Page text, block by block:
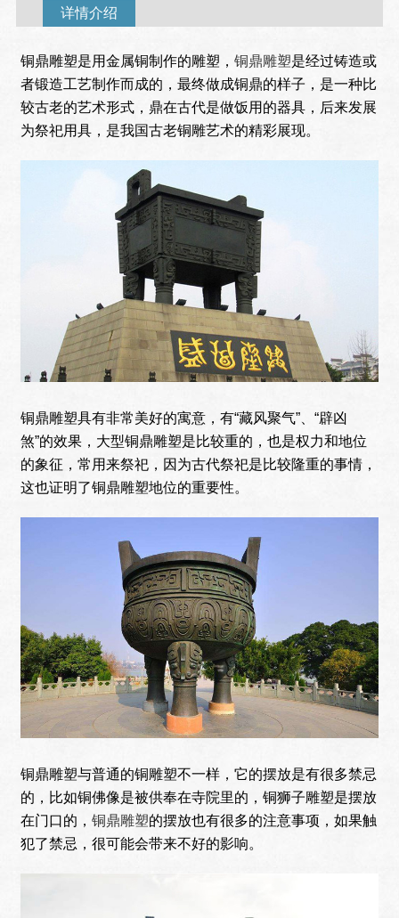
详情介绍
铜鼎雕塑是用金属铜制作的雕塑，铜鼎雕塑是经过铸造或
者锻造工艺制作而成的，最终做成铜鼎的样子，是一种比
较古老的艺术形式，鼎在古代是做饭用的器具，后来发展
为祭祀用具，是我国古老铜雕艺术的精彩展现。
铜鼎雕塑具有非常美好的寓意，有“藏风聚气”、“辟凶
煞”的效果，大型铜鼎雕塑是比较重的，也是权力和地位
的象征，常用来祭祀，因为古代祭祀是比较隆重的事情，
这也证明了铜鼎雕塑地位的重要性。
铜鼎雕塑与普通的铜雕塑不一样，它的摆放是有很多禁忌
的，比如铜佛像是被供奉在寺院里的，铜狮子雕塑是摆放
在门口的，铜鼎雕塑的摆放也有很多的注意事项，如果触
犯了禁忌，很可能会带来不好的影响。